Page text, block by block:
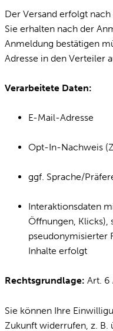
Der Versand erfolgt nach
Sie erhalten nach der
Anmeldung bestätigen
Adresse in den Verteiler
Verarbeitete Daten:
E-Mail-Adresse
Opt-In-Nachweis
ggf. Sprache/
Interaktionsdaten
Öffnungen,
pseudonymisierter
Inhalte erfolgt
Rechtsgrundlage: Art. 6
Sie können Ihre
Zukunft widerrufen, z.